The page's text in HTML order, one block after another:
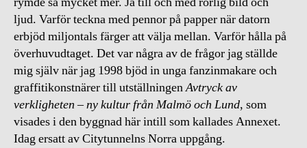
ljud. Varför teckna med pennor på papper när datorn
erbjöd miljontals färger att välja mellan. Varför hålla på
överhuvudtaget. Det var några av de frågor jag ställde
mig själv när jag 1998 bjöd in unga fanzinmakare och
graffitikonstnärer till utställningenAvtryck av
verkligheten – ny kultur från Malmö och Lund, som
visades i den byggnad här intill som kallades Annexet.
Idag ersatt av Citytunnelns Norra uppgång.